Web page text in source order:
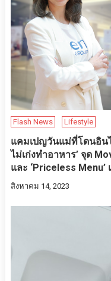
Flash News Lifestyle
แคมเปญวันแม่ที่โดนอิน
ไม่เก่งทำอาหาร’ จุด
และ ‘Priceless Menu’
สิงหาคม 14, 2023